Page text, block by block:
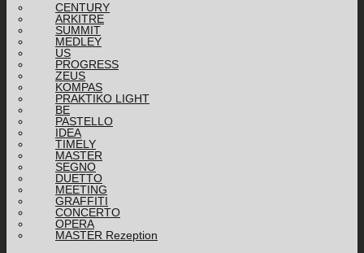
CENTURY
ARKITRE
SUMMIT
MEDLEY
US
PROGRESS
ZEUS
KOMPAS
PRAKTIKO LIGHT
BE
PASTELLO
IDEA
TIMELY
MASTER
SEGNO
DUETTO
MEETING
GRAFFITI
CONCERTO
OPERA
MASTER Rezeption